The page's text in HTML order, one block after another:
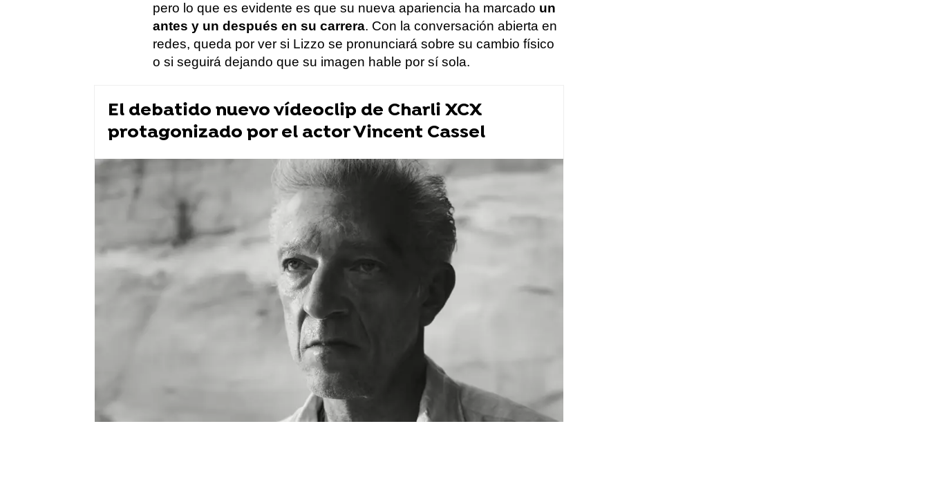
pero lo que es evidente es que su nueva apariencia ha marcado un
antes y un después en su carrera. Con la conversación abierta en
redes, queda por ver si Lizzo se pronunciará sobre su cambio físico
o si seguirá dejando que su imagen hable por sí sola.
El debatido nuevo vídeoclip de Charli XCX
protagonizado por el actor Vincent Cassel